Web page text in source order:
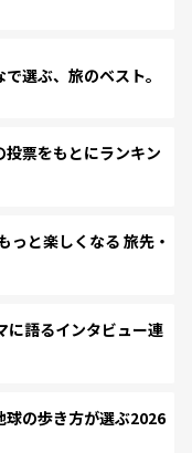
選ぶ、旅のベスト。
票をもとにランキン
と楽しくなる 旅先・
に語るインタビュー連
の歩き方が選ぶ2026